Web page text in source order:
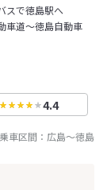
スで徳島駅へ
車道～徳島自動車
4.4
車区間： 広島～徳島